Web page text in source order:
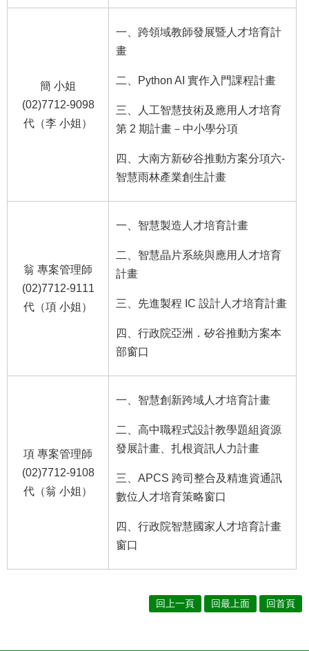
簡 小姐
(02)7712-9098
代（李 小姐）
一、跨領域教師發展暨人才培育計
畫
二、Python AI 實作入門課程計畫
三、人工智慧技術及應用人才培育
第 2 期計畫－中小學分項
四、大南方新矽谷推動方案分項六-
智慧雨林產業創生計畫
翁 專案管理師
(02)7712-9111
代（項 小姐）
一、智慧製造人才培育計畫
二、智慧晶片系統與應用人才培育
計畫
三、先進製程 IC 設計人才培育計畫
四、行政院亞洲．矽谷推動方案本
部窗口
項 專案管理師
(02)7712-9108
代（翁 小姐）
一、智慧創新跨域人才培育計畫
二、高中職程式設計教學題組資源
發展計畫、扎根資訊人力計畫
三、APCS 跨司整合及精進資通訊
數位人才培育策略窗口
四、行政院智慧國家人才培育計畫
窗口
回上一頁 回最上面 回首頁